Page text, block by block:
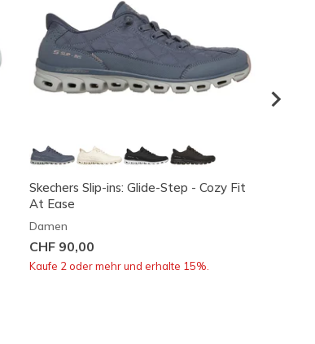
Skechers Slip-ins: Glide-Step - Cozy Fit
At Ease
Damen
CHF 90,00
Kaufe 2 oder mehr und erhalte 15%.